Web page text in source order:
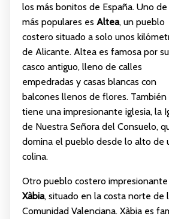
los más bonitos de España. Uno de
más populares es Altea, un pueblo
costero situado a solo unos
de Alicante. Altea es famosa por su
casco antiguo, lleno de calles
empedradas y casas blancas con
balcones llenos de flores. También
tiene una impresionante iglesia, la
de Nuestra Señora del Consuelo,
domina el pueblo desde lo alto de
colina.
Otro pueblo costero impresionante
Xàbia, situado en la costa norte de
Comunidad Valenciana. Xàbia es